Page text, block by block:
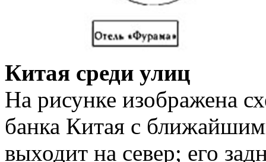
Китая среди улиц
На рисунке изображена
банка Китая с
выходит на север; его